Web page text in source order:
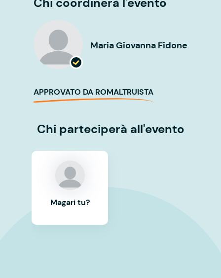
Maria Giovanna Fidone
APPROVATO DA ROMALTRUISTA
Chi parteciperà all'evento
Magari tu?